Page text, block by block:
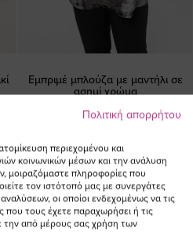
Εμπριμέ μπλούζα με μαντήλι σε
ασημί χρώμα
(-60%)
Ειδική
31,60 €
79,00 €
Πολιτική απορρήτου
περιεχομένου και
κοινωνικών μέσων και την ανάλυση
μοιραζόμαστε πληροφορίες που
τον ιστότοπό μας με συνεργάτες
οι οποίοι ενδεχομένως να τις
τους έχετε παραχωρήσει ή τις
την από μέρους σας χρήση των